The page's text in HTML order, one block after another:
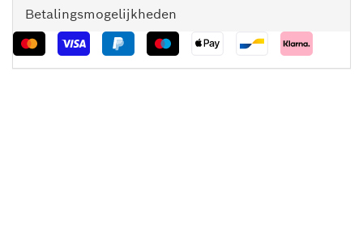
Betalingsmogelijkheden